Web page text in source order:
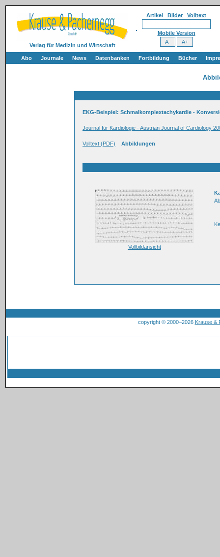
Verlag für Medizin und Wirtschaft
Artikel Bilder Volltext
Mobile Version
Abo Journale News Datenbanken Fortbildung Bücher
EKG-Beispiel: Schmalkomplextachykardie -
Journal für Kardiologie - Austrian Journal of Cardiology
Volltext (PDF) Abbildungen
Vollbildansicht
copyright © 2000–2026 Krause &